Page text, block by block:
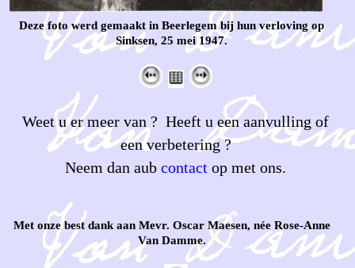
Deze foto werd gemaakt in Beerlegem bij hun verloving op
Sinksen, 25 mei 1947.
Weet u er meer van ? Heeft u een aanvulling of
een verbetering ?
Neem dan aubcontact op met ons.
Met onze best dank aan Mevr. Oscar Maesen, née Rose-Anne
Van Damme.